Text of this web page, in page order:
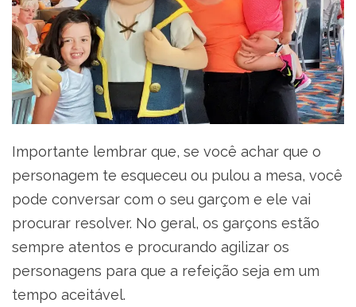
Importante lembrar que, se você achar que o
personagem te esqueceu ou pulou a mesa, você
pode conversar com o seu garçom e ele vai
procurar resolver. No geral, os garçons estão
sempre atentos e procurando agilizar os
personagens para que a refeição seja em um
tempo aceitável.